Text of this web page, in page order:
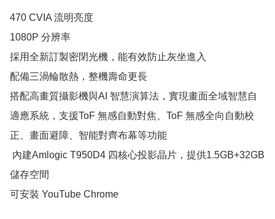
470 CVIA 流明亮度
1080P 分辨率
採用全新訂製密閉光機，能有效防止灰坐進入
配備三渦輪散熱，整機壽命更長
搭配高畫質攝影機與AI 智慧演算法，實現畫面全域智慧自
適應系統，支援ToF 無感自動對焦、ToF 無感全向自動校
正、畫面避障、智能對齊布幕等功能
儲存空間
可安裝 YouTube Chrome